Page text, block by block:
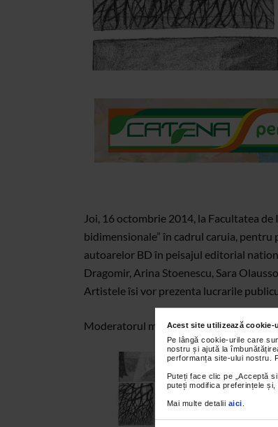
Acest site utilizează cookie-
Pe lângă cookie-urile care
nostru și ajută la
performanța site-ului nostru.
Puteți face clic pe „Acceptă
puteți modifica preferințele
Mai multe detalii aici
Joi, 16 octombrie 2014, la Facultatea
bidimensionale” în cadrul caruia,
autoarelor BD în peisajul editorial
Dragomir, Arina Stoenescu, Sara
Artistele îsi vor prezenta lucrarile
Moderatorul manifestarii va fi prof. univ.